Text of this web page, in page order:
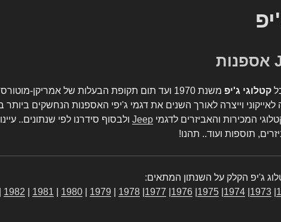
קטלוגי ג'יפ
משנת 1970 ועד תום תקופת הבעלות של אמריקן-
וייצרה לאורך השנים את דגמי ג'יפי האספנות הנחשקים
המכירות והאביזרים לדגמי Jeep ולבסוף סידרנו לפי שנתונים..
תוספות ועוד.. תהנו!
ג'יפ הקלק על השנתון המתאים:
1973
1974
1975
1976
1977
1978
1979
1980
1981
1982